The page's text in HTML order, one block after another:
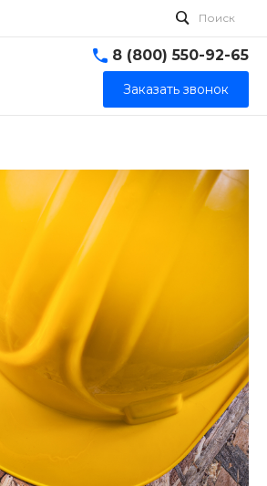
Поиск
8 (800) 550-92-65
Заказать звонок